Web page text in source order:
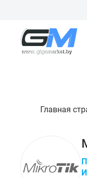
Главная